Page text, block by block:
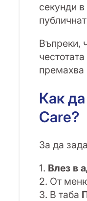
секунди
Въпреки,
премахва
Как
Care?
За да
1. Влез в
2. От
3. В таба